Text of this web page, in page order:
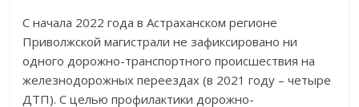
С начала 2022 года в Астраханском регионе
Приволжской магистрали не зафиксировано ни
одного дорожно-транспортного происшествия на
железнодорожных переездах (в 2021 году – четыре
ДТП). С целью профилактики дорожно-